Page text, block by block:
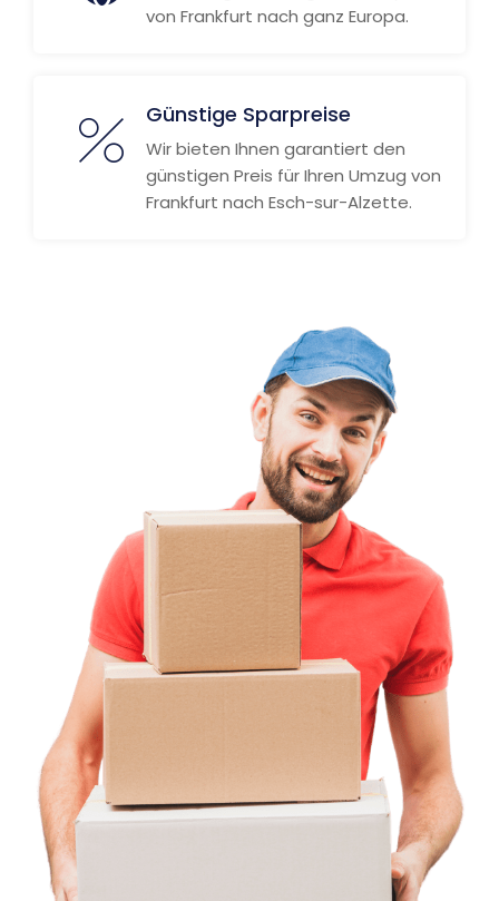
von Frankfurt nach ganz Europa.
Günstige Sparpreise
Wir bieten Ihnen garantiert den
günstigen Preis für Ihren Umzug von
Frankfurt nach Esch-sur-Alzette.